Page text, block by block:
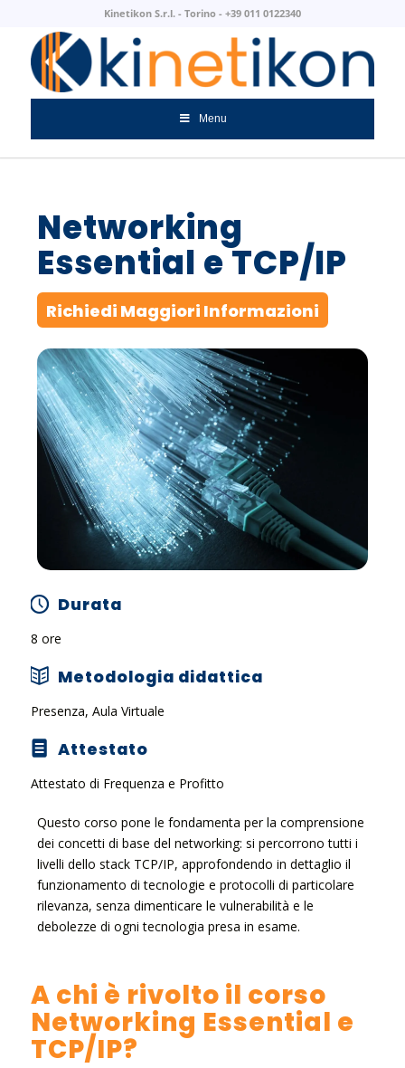
Kinetikon S.r.l. - Torino - +39 011 0122340
Menu
Networking
Essential e TCP/IP
Richiedi Maggiori Informazioni
Durata
8 ore
Metodologia didattica
Presenza, Aula Virtuale
Attestato
Attestato di Frequenza e Profitto
Questo corso pone le fondamenta per la comprensione
dei concetti di base del networking: si percorrono tutti i
livelli dello stack TCP/IP, approfondendo in dettaglio il
funzionamento di tecnologie e protocolli di particolare
rilevanza, senza dimenticare le vulnerabilità e le
debolezze di ogni tecnologia presa in esame.
A chi è rivolto il corso
Networking Essential e
TCP/IP?